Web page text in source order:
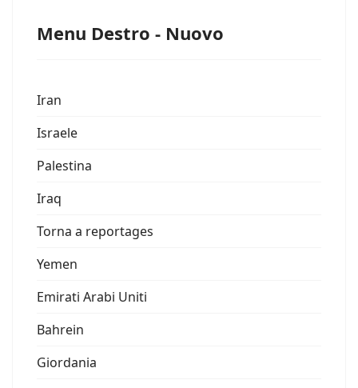
Menu Destro - Nuovo
Iran
Israele
Palestina
Iraq
Torna a reportages
Yemen
Emirati Arabi Uniti
Bahrein
Giordania